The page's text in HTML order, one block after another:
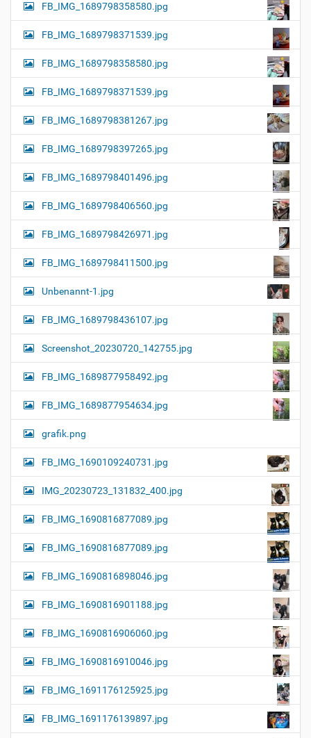
FB_IMG_1689798358580.jpg
FB_IMG_1689798371539.jpg
FB_IMG_1689798358580.jpg
FB_IMG_1689798371539.jpg
FB_IMG_1689798381267.jpg
FB_IMG_1689798397265.jpg
FB_IMG_1689798401496.jpg
FB_IMG_1689798406560.jpg
FB_IMG_1689798426971.jpg
FB_IMG_1689798411500.jpg
Unbenannt-1.jpg
FB_IMG_1689798436107.jpg
Screenshot_20230720_142755.jpg
FB_IMG_1689877958492.jpg
FB_IMG_1689877954634.jpg
grafik.png
FB_IMG_1690109240731.jpg
IMG_20230723_131832_400.jpg
FB_IMG_1690816877089.jpg
FB_IMG_1690816877089.jpg
FB_IMG_1690816898046.jpg
FB_IMG_1690816901188.jpg
FB_IMG_1690816906060.jpg
FB_IMG_1690816910046.jpg
FB_IMG_1691176125925.jpg
FB_IMG_1691176139897.jpg